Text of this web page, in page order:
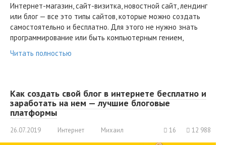
Интернет-магазин, сайт-визитка, новостной сайт, лендинг
или блог — все это типы сайтов, которые можно создать
самостоятельно и бесплатно. Для этого не нужно знать
программирование или быть компьютерным гением,
Читать полностью
Как создать свой блог в интернете бесплатно и
заработать на нем — лучшие блоговые
платформы
26.07.2019 Интернет Михаил 16 12 988